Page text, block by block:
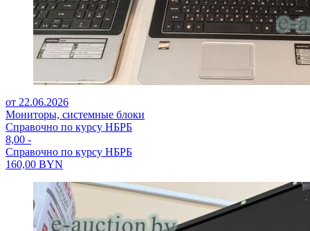
от 22.06.2026
Мониторы, системные блоки
Справочно по курсу НБРБ
8,00 -
Справочно по курсу НБРБ
160,00 BYN